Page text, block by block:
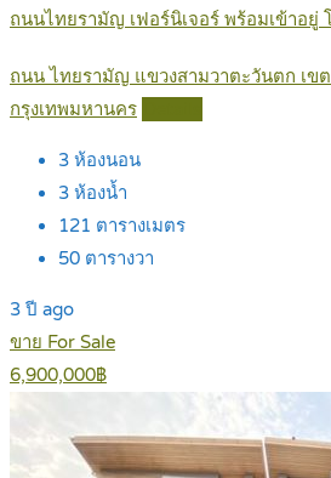
ถนนไทยรามัญ เฟอร์นิเจอร์ พร้อมเข้าอยู่
ถนน ไทยรามัญ แขวงสามวาตะวันตก เข
กรุงเทพมหานคร
3 ห้องนอน
3 ห้องน้ำ
121 ตารางเมตร
50 ตารางวา
3 ปี ago
ขาย For Sale
6,900,000฿